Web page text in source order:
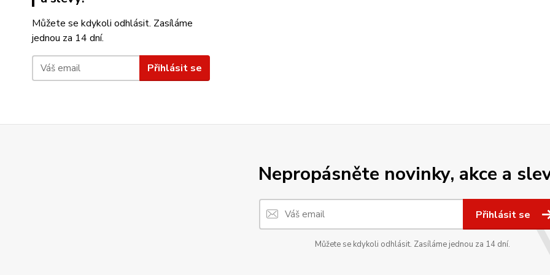
Můžete se kdykoli odhlásit. Zasíláme
jednou za 14 dní.
Přihlásit se
Nepropásněte novinky, akce a
Přihlásit se
Můžete se kdykoli odhlásit. Zasíláme jednou za 14 dní.